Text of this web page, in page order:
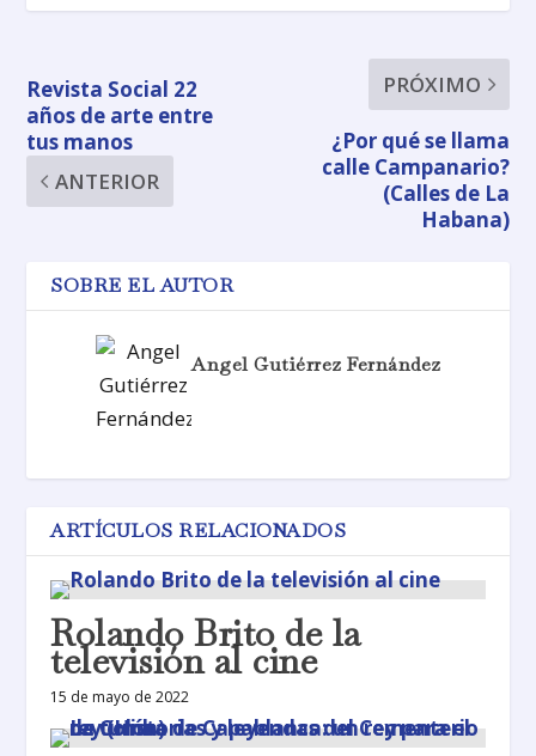
Revista Social 22
años de arte entre
tus manos
ANTERIOR
PRÓXIMO
¿Por qué se llama
calle Campanario?
(Calles de La
Habana)
SOBRE EL AUTOR
Angel Gutiérrez Fernández
ARTÍCULOS RELACIONADOS
Rolando Brito de la
televisión al cine
15 de mayo de 2022